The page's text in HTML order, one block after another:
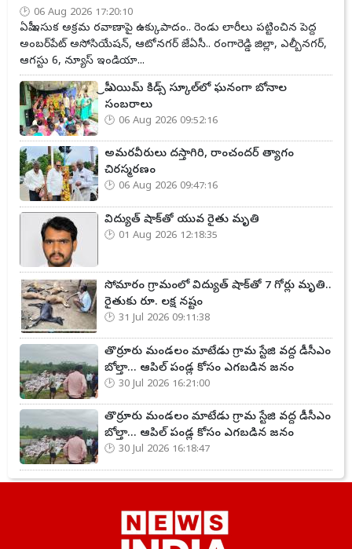
06 Aug 2026 17:20:10
ఏపీ ఇసుక అక్రమ రవాణాపై ఉక్కుపాదం.. రెండు లారీలు పట్టించిన పెద్ద
అంబర్‌పేట్ అసోసియేషన్, ఆటోనగర్ జేఏసీ.. రంగారెడ్డి జిల్లా, ఎల్బీనగర్,
ఆగస్టు 6, న్యూస్ ఇండియా...
ప్రీ ఎయిమ్ కిడ్స్ స్కూల్‌లో ఘనంగా బోనాల
సంబరాలు
06 Aug 2026 09:52:16
అమరవీరులు దస్తాగిరి, రాంచందర్ త్యాగం
చిరస్మరణం
06 Aug 2026 09:47:16
విద్యుత్ షాక్‌తో యువ రైతు మృతి
01 Aug 2026 12:18:35
సోమారం గ్రామంలో విద్యుత్ షాక్‌తో 7 గోర్లు మృతి..
రైతుకు రూ. లక్ష నష్టం
31 Jul 2026 09:11:38
తొర్రూరు మండలం మాటేడు గ్రామ స్టేజి వద్ద డీసీఎం
బోల్తా... ఆపిల్ పండ్ల కోసం ఎగబడిన జనం
30 Jul 2026 16:21:00
తొర్రూరు మండలం మాటేడు గ్రామ స్టేజి వద్ద డీసీఎం
బోల్తా... ఆపిల్ పండ్ల కోసం ఎగబడిన జనం
30 Jul 2026 16:18:47